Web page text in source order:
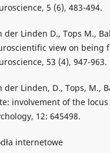
5 (6), 483-494.
der Linden D., Tops M.,
view on being
53 (4), 947-963.
der Linden, D., Tops, M.,
involvement of the
12: 645498.
internetowe